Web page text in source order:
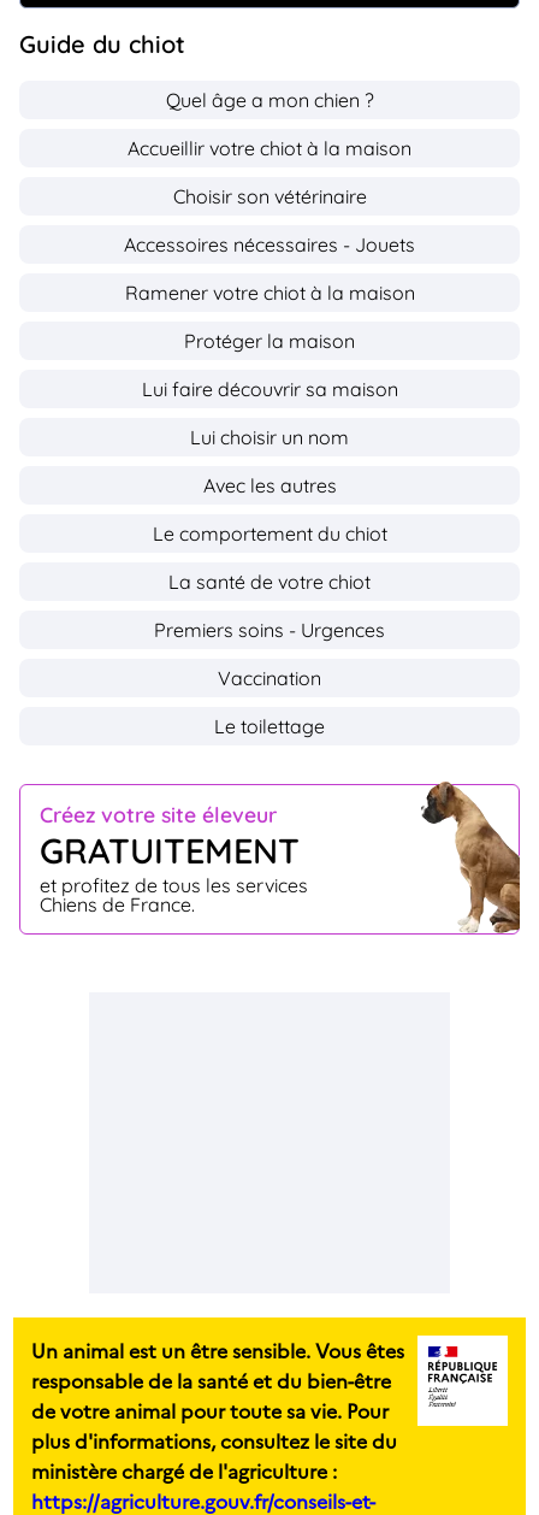
Créez votre site éleveur
GRATUITEMENT
et profitez de tous les services
Chiens de France.
Guide du chiot
Quel âge a mon chien ?
Accueillir votre chiot à la maison
Choisir son vétérinaire
Accessoires nécessaires - Jouets
Ramener votre chiot à la maison
Protéger la maison
Lui faire découvrir sa maison
Lui choisir un nom
Avec les autres
Le comportement du chiot
La santé de votre chiot
Premiers soins - Urgences
Vaccination
Le toilettage
Un animal est un être sensible. Vous êtes
responsable de la santé et du bien-être
de votre animal pour toute sa vie. Pour
plus d'informations, consultez le site du
ministère chargé de l'agriculture :
https://agriculture.gouv.fr/conseils-et-